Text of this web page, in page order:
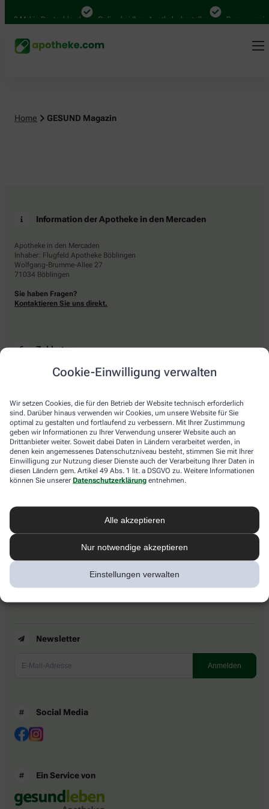
Cookie-Einwilligung verwalten
Wir setzen Cookies, die für den Betrieb der Website technisch erforderlich
sind. Darüber hinaus verwenden wir Cookies, um unsere Website für Sie
optimal zu gestalten und fortlaufend zu verbessern. Mit Ihrer Zustimmung
geben wir Informationen zu Ihrer Verwendung unserer Website auch an
Drittanbieter weiter. Soweit dabei Daten in Ländern verarbeitet werden, in
denen kein angemessenes Datenschutzniveau besteht, stimmen Sie mit Ihrer
Einwilligung zur Nutzung dieser Dienste auch der Verarbeitung Ihrer Daten in
diesen Ländern gem. Artikel 49 Abs. 1 lit. a DSGVO zu. Weitere Informationen
können Sie unserer Datenschutzerklärung entnehmen.
Alle akzeptieren
Nur notwendige akzeptieren
Einstellungen verwalten
Mal in Deutschland Online bei Ihrer Apotheke bestellen Bequem
Home GESUND Magazin
Information der Apotheke in den Mercaden
Apotheke in den Mercaden
Inhaber: Flugfeld Apotheke Böblingen
Wolfgang-Brumme-Allee 27
71034 Böblingen
Sie haben Fragen?
Kontaktieren Sie uns direkt.
Zahlarten
Bar oder mit einer anderen akzeptierten Zahlungsart Ihrer Apotheke vor Ort.
Lieferarten
Abholung in der Apotheke
Botendienstlieferung
apotheke.com Informationen
Newsletter
Barrierefreiheitserklärung
Newsletter
Social Media
Ein Service von